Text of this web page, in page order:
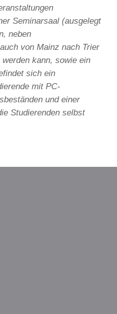
Seminarsaal (ausgelegt
neben
von Mainz nach Trier
kann, sowie ein
sich ein
mit PC-
und einer
Studierenden selbst